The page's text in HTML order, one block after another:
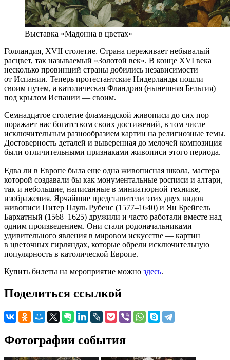
Выставка «Мадонна в цветах»
Голландия, XVII столетие. Страна переживает небывалый
расцвет, так называемый «Золотой век». В конце XVI века
несколько провинций страны добились независимости
от Испании. Теперь протестантские Нидерланды пошли
своим путем, а католическая Фландрия (нынешняя Бельгия)
под крылом Испании — своим.
Семнадцатое столетие фламандской живописи до сих пор
поражает нас богатством своих достижений, в том числе
исключительным разнообразием картин на религиозные темы.
Достоверность деталей и выверенная до мелочей композиция
были отличительными признаками живописи этого периода.
Едва ли в Европе была еще одна живописная школа, мастера
которой создавали бы как монументальные росписи и алтари,
так и небольшие, написанные в миниатюрной технике,
изображения. Ярчайшие представители этих двух видов
живописи Питер Пауль Рубенс (1577–1640) и Ян Брейгель
Бархатный (1568–1625) дружили и часто работали вместе над
одним произведением. Они стали родоначальниками
удивительного явления в мировом искусстве — картин
в цветочных гирляндах, которые обрели исключительную
популярность в католической Европе.
Купить билеты на мероприятие можно здесь.
Поделиться ссылкой
Фотографии события